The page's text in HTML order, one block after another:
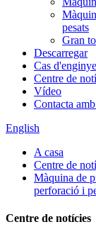
pesats
Gran
Descarregar
Cas
Centre de
Vídeo
Contacta
English
A casa
Centre de
Màquina de
perforació i
Centre de notícies